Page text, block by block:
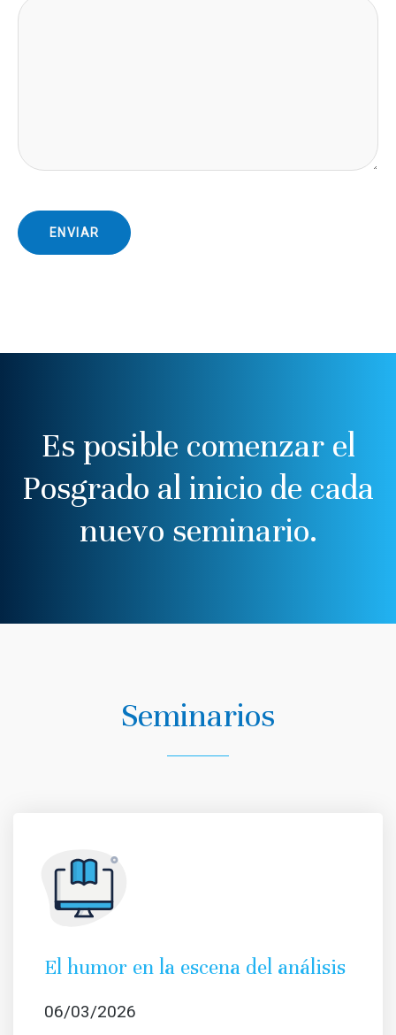
Es posible comenzar el
Posgrado al inicio de cada
nuevo seminario.
Seminarios
El humor en la escena del análisis
06/03/2026